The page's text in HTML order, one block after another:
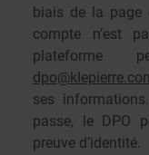
biais de la page
compte n’est
plateforme
ses
passe, le DPO
preuve d’identité.